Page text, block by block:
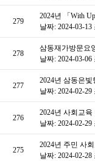
279
2024년 「With
날짜: 2024-03-13
278
삼동재가방문요
날짜: 2024-03-06
277
2024년 삼동은
날짜: 2024-02-29
276
2024년 사회교
날짜: 2024-02-29
275
2024년 주민 사
날짜: 2024-02-28